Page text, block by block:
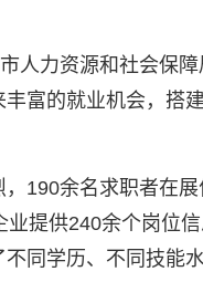
人力资源和社会保
富的就业机会，搭
190余名求职者在
业提供240余个岗位
同学历、不同技能